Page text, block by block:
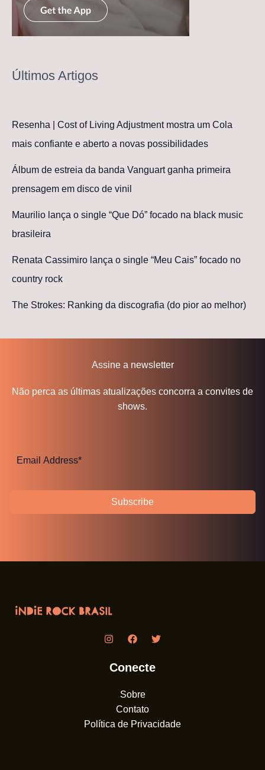
Últimos Artigos
Resenha | Cost of Living Adjustment mostra um Cola
mais confiante e aberto a novas possibilidades
Álbum de estreia da banda Vanguart ganha primeira
prensagem em disco de vinil
Maurilio lança o single “Que Dó” focado na black music
brasileira
Renata Cassimiro lança o single “Meu Cais” focado no
country rock
The Strokes: Ranking da discografia (do pior ao melhor)
Assine a newsletter
Não perca as últimas atualizações concorra a convites de
shows.
Subscribe
Conecte
Sobre
Contato
Política de Privacidade